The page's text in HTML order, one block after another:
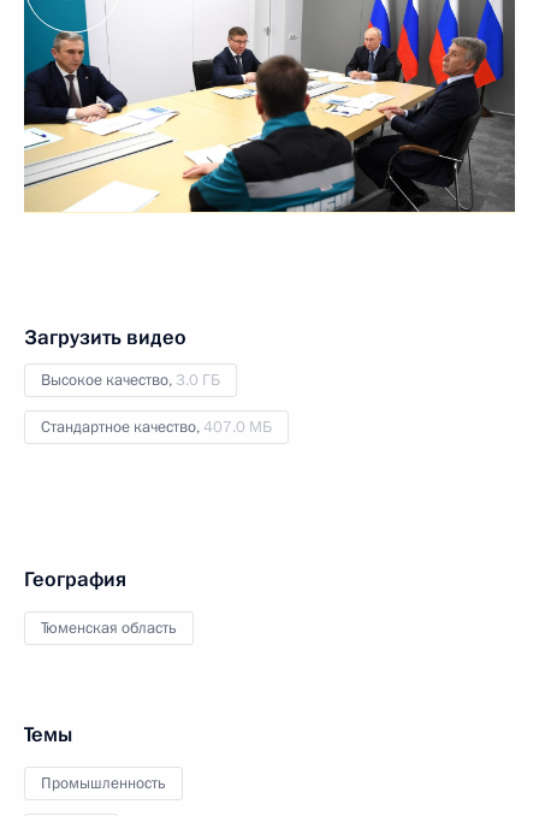
Загрузить видео
Высокое качество, 3.0 ГБ
Стандартное качество,407.0 МБ
География
Тюменская область
Темы
Промышленность